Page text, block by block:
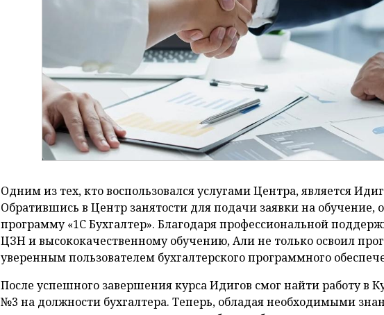
Одним из тех, кто воспользовался услугами Центра, является
Обратившись в Центр занятости для подачи заявки на обучение,
программу «1С Бухгалтер». Благодаря профессиональной
ЦЗН и высококачественному обучению, Али не только освоил
уверенным пользователем бухгалтерского программного
После успешного завершения курса Идигов смог найти работу в
№3 на должности бухгалтера. Теперь, обладая необходимыми